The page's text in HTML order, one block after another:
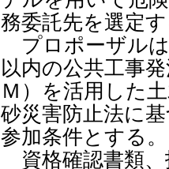
務委託先を選定
プロポーザルは
以内の公共工事
Ｍ）を活用した
砂災害防止法に
参加条件とする。
資格確認書類、